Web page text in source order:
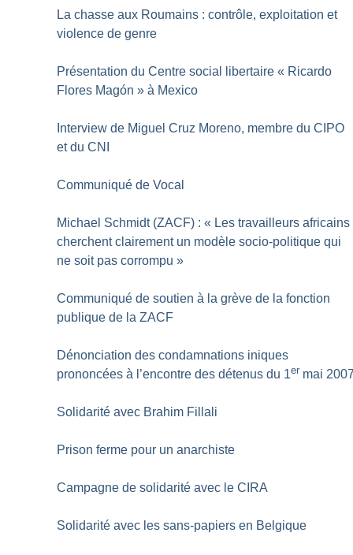
La chasse aux Roumains : contrôle, exploitation et
violence de genre
Présentation du Centre social libertaire « Ricardo
Flores Magón » à Mexico
Interview de Miguel Cruz Moreno, membre du CIPO
et du CNI
Communiqué de Vocal
Michael Schmidt (ZACF) : « Les travailleurs africains
cherchent clairement un modèle socio-politique qui
ne soit pas corrompu »
Communiqué de soutien à la grève de la fonction
publique de la ZACF
Dénonciation des condamnations iniques
prononcées à l’encontre des détenus du 1er mai
Solidarité avec Brahim Fillali
Prison ferme pour un anarchiste
Campagne de solidarité avec le CIRA
Solidarité avec les sans-papiers en Belgique